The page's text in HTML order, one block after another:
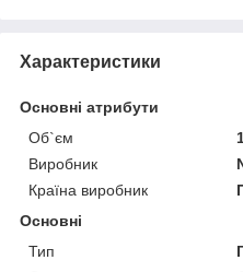
Характеристики
Основні атрибути
Об`єм
Виробник
Країна виробник
Основні
Тип